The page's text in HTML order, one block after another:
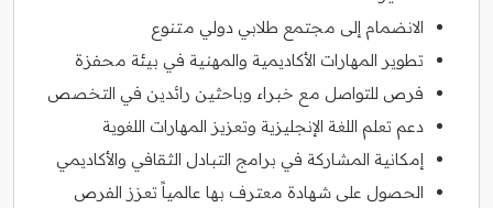
الانضمام إلى مجتمع طلابي دولي متنوع
تطوير المهارات الأكاديمية والمهنية في بيئة محفزة
فرص للتواصل مع خبراء وباحثين رائدين في التخصص
دعم تعلم اللغة الإنجليزية وتعزيز المهارات اللغوية
إمكانية المشاركة في برامج التبادل الثقافي والأكاديمي
الحصول على شهادة معترف بها عالمياً تعزز الفرص